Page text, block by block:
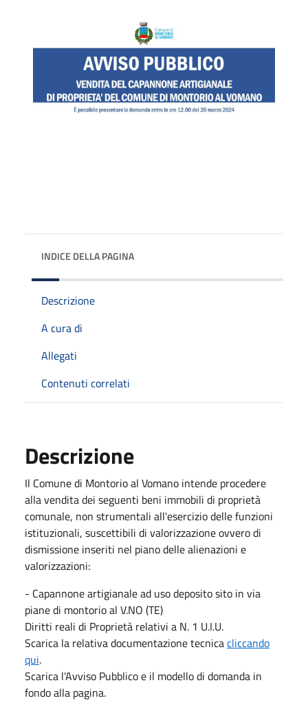
INDICE DELLA PAGINA
Descrizione
A cura di
Allegati
Contenuti correlati
Descrizione
Il Comune di Montorio al Vomano intende procedere
alla vendita dei seguenti beni immobili di proprietà
comunale, non strumentali all'esercizio delle funzioni
istituzionali, suscettibili di valorizzazione ovvero di
dismissione inseriti nel piano delle alienazioni e
valorizzazioni:
- Capannone artigianale ad uso deposito sito in via
piane di montorio al V.NO (TE)
Diritti reali di Proprietà relativi a N. 1 U.I.U.
Scarica la relativa documentazione tecnicacliccando
qui.
Scarica l'Avviso Pubblico e il modello di domanda in
fondo alla pagina.